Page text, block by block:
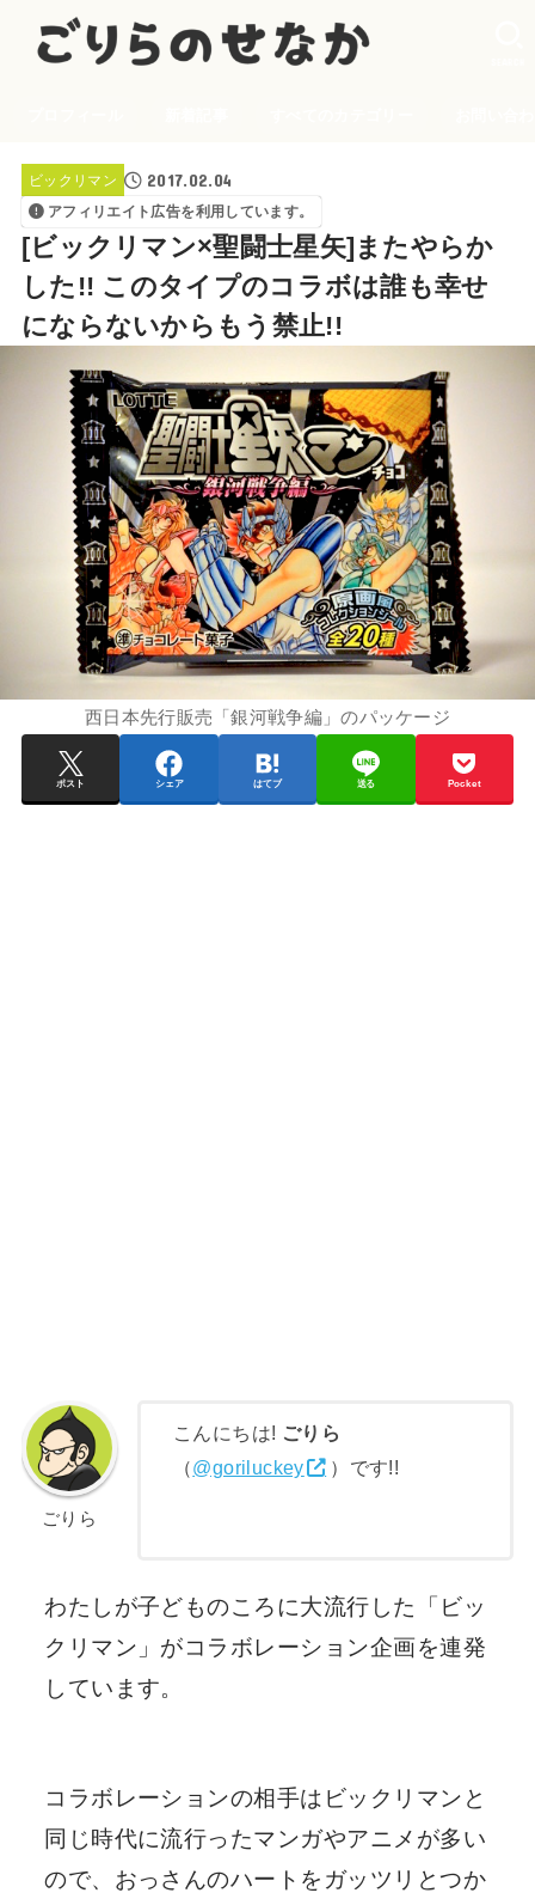
ビックリマン 2017.02.04
アフィリエイト広告を利用しています。
[ビックリマン×聖闘士星矢]またやらか
した!! このタイプのコラボは誰も幸せ
にならないからもう禁止!!
西日本先行販売「銀河戦争編」のパッケージ
ポスト シェア はてブ 送る Pocket
ごりら
こんにちは! ごりら
（@goriluckey ）です!!
わたしが子どものころに大流行した「ビッ
クリマン」がコラボレーション企画を連発
しています。
コラボレーションの相手はビックリマンと
同じ時代に流行ったマンガやアニメが多い
ので、おっさんのハートをガッツリとつか